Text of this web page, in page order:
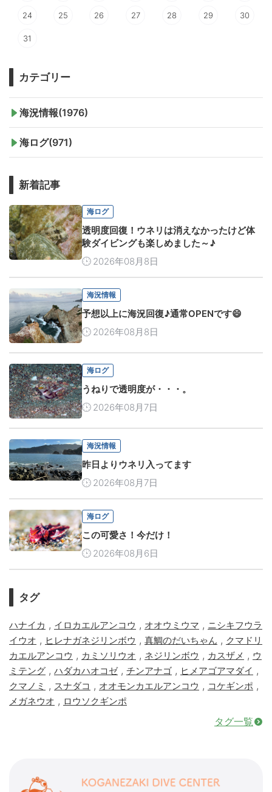
24 25 26 27 28 29 30
31
カテゴリー
海況情報(1976)
海ログ(971)
新着記事
海ログ
透明度回復！ウネリは消えなかったけど体
験ダイビングも楽しめました～♪
2026年08月8日
海況情報
予想以上に海況回復♪通常OPENです😄
2026年08月8日
海ログ
うねりで透明度が・・・。
2026年08月7日
海況情報
昨日よりウネリ入ってます
2026年08月7日
海ログ
この可愛さ！今だけ！
2026年08月6日
タグ
ハナイカ , イロカエルアンコウ , オオウミウマ , ニシキフウラ
イウオ , ヒレナガネジリンボウ , 真鯛のだいちゃん , クマドリ
カエルアンコウ , カミソリウオ , ネジリンボウ , カスザメ , ウ
ミテング , ハダカハオコゼ, チンアナゴ , ヒメアゴアマダイ ,
クマノミ , スナダコ , オオモンカエルアンコウ , コケギンポ ,
メガネウオ , ロウソクギンポ
タグ一覧